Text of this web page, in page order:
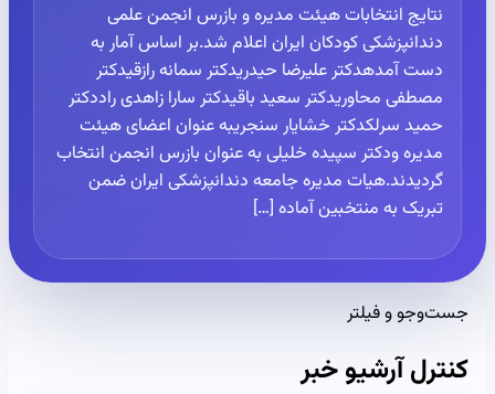
نتایج انتخابات هیئت مدیره و بازرس انجمن علمی
دندانپزشکی کودکان ایران اعلام شد.بر اساس آمار به
دست آمدهدکتر علیرضا حیدریدکتر سمانه رازقیدکتر
مصطفی محاوریدکتر سعید باقیدکتر سارا زاهدی راددکتر
حمید سرلکدکتر خشایار سنجریبه عنوان اعضای هیئت
مدیره ودکتر سپیده خلیلی به عنوان بازرس انجمن انتخاب
گردیدند.هیات مدیره جامعه دندانپزشکی ایران ضمن
تبریک به منتخبین آماده […]
جست‌وجو و فیلتر
کنترل آرشیو خبر